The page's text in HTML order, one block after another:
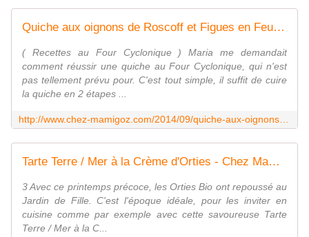
Quiche aux oignons de Roscoff et Figues en Feuilletés - Chez Mamigoz
( Recettes au Four Cyclonique ) Maria me demandait
comment réussir une quiche au Four Cyclonique, qui n'est
pas tellement prévu pour. C'est tout simple, il suffit de cuire
la quiche en 2 étapes ...
Tarte Terre / Mer à la Crème d'Orties - Chez Mamigoz
3 Avec ce printemps précoce, les Orties Bio ont repoussé au
Jardin de Fille. C'est l'époque idéale, pour les inviter en
cuisine comme par exemple avec cette savoureuse Tarte
Terre / Mer à la C...